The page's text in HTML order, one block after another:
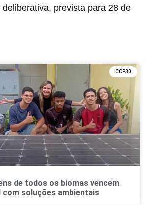
prevista para 28 de
COP30
de todos os biomas vencem
com soluções ambientais